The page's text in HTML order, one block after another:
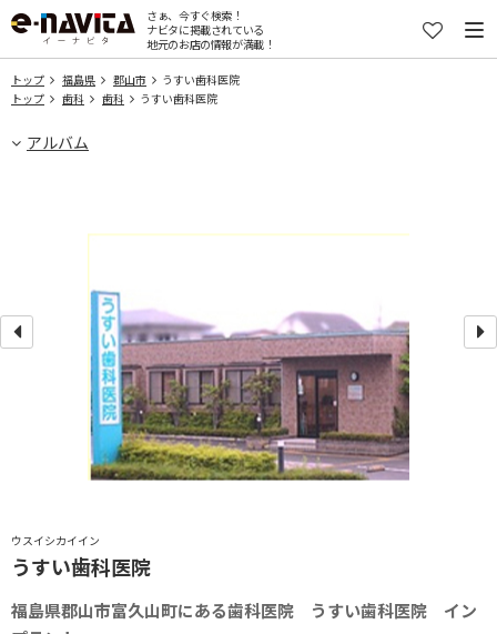
さぁ、今すぐ検索！
ナビタに掲載されている
地元のお店の情報が満載！
トップ 福島県 郡山市
うすい歯科医院
トップ
歯科 歯科 うすい歯科医院
アルバム
ウスイシカイイン
うすい歯科医院
福島県郡山市富久山町にある歯科医院 うすい歯科医院 イン